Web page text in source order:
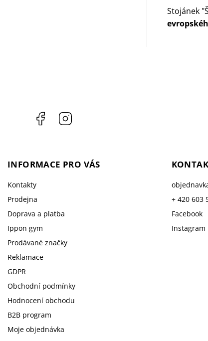
Stojánek
Facebook
INFORMACE PRO VÁS
Kontakty
Prodejna
Doprava a platba
Ippon gym
Prodávané značky
Reklamace
GDPR
Obchodní podmínky
Hodnocení obchodu
B2B program
Moje objednávka
+ 420 603
Facebook
Instagram